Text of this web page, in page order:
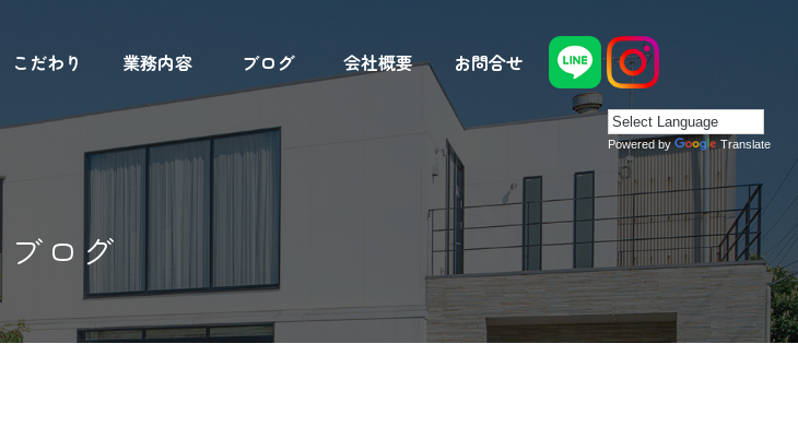
こだわり 業務内容 ブログ 会社概要 お問合せ
Powered by Translate
ブログ